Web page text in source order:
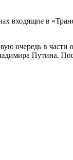
входящие в
очередь в части
Путина.